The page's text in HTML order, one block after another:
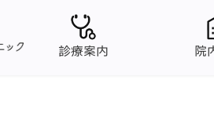
診療案内 院